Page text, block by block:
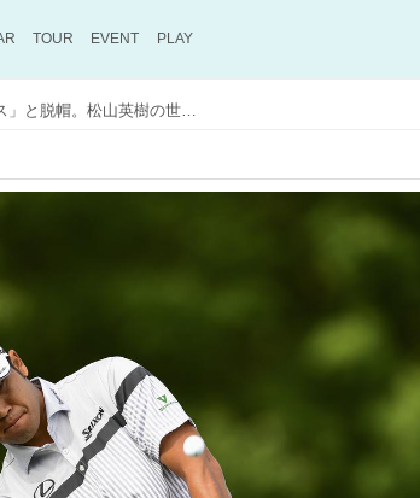
TOUR EVENT PLAY
PGAツアー公式も「マスタークラス」と脱帽。松山英樹の世界トップクラスのアプローチがやっぱりすごい